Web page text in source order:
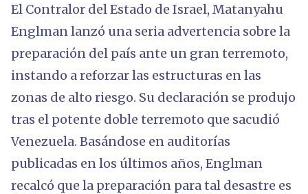
El Contralor del Estado de Israel, Matanyahu
Englman lanzó una seria advertencia sobre la
preparación del país ante un gran terremoto,
instando a reforzar las estructuras en las
zonas de alto riesgo. Su declaración se produjo
tras el potente doble terremoto que sacudió
Venezuela. Basándose en auditorías
publicadas en los últimos años, Englman
recalcó que la preparación para tal desastre es